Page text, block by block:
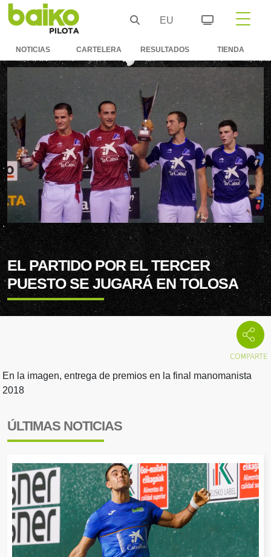
EU
NOTICIAS CARTELERA RESULTADOS TIENDA
EL PARTIDO POR EL TERCER
PUESTO SE JUGARÁ EN TOLOSA
En la imagen, entrega de premios en la final manomanista
2018
ÚLTIMAS NOTICIAS